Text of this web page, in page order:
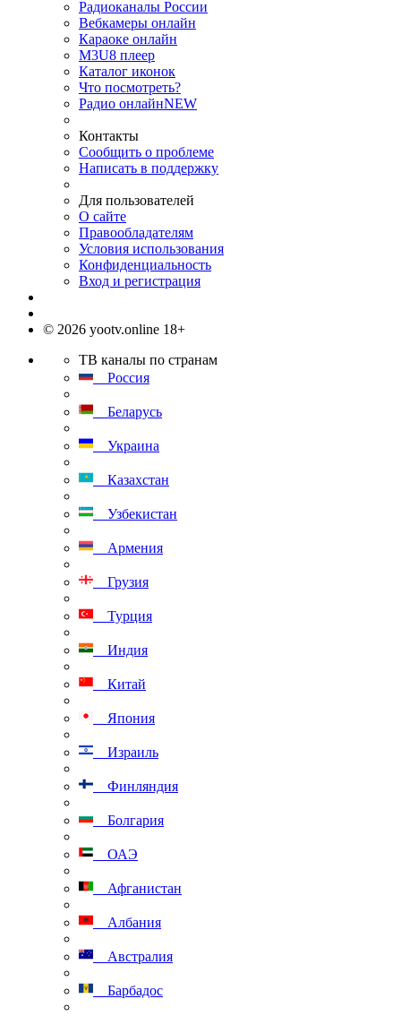
Радиоканалы России
Вебкамеры онлайн
Караоке онлайн
M3U8 плеер
Каталог иконок
Что посмотреть?
Радио онлайнNEW
Контакты
Сообщить о проблеме
Написать в поддержку
Для пользователей
О сайте
Правообладателям
Условия использования
Конфиденциальность
Вход и регистрация
© 2026 yootv.online 18+
ТВ каналы по странам
Россия
Беларусь
Украина
Казахстан
Узбекистан
Армения
Грузия
Турция
Индия
Китай
Япония
Израиль
Финляндия
Болгария
ОАЭ
Афганистан
Албания
Австралия
Барбадос